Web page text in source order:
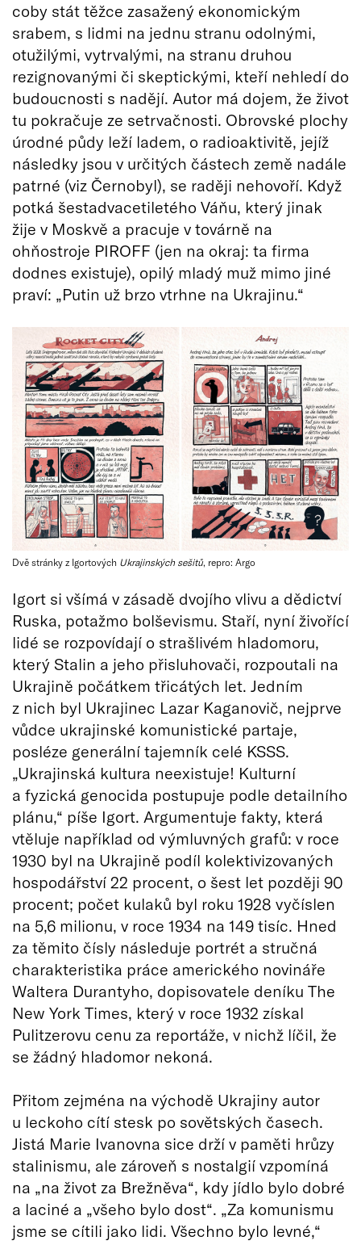
coby stát těžce zasažený ekonomickým
srabem, s lidmi na jednu stranu odolnými,
otužilými, vytrvalými, na stranu druhou
rezignovanými či skeptickými, kteří nehledí do
budoucnosti s nadějí. Autor má dojem, že život
tu pokračuje ze setrvačnosti. Obrovské plochy
úrodné půdy leží ladem, o radioaktivitě, jejíž
následky jsou v určitých částech země nadále
patrné (viz Černobyl), se raději nehovoří. Když
potká šestadvacetiletého Váňu, který jinak
žije v Moskvě a pracuje v továrně na
ohňostroje PIROFF (jen na okraj: ta firma
dodnes existuje), opilý mladý muž mimo jiné
praví: „Putin už brzo vtrhne na Ukrajinu.“
Dvě stránky z Igortových Ukrajinských sešitů, repro: Argo
Igort si všímá v zásadě dvojího vlivu a dědictví
Ruska, potažmo bolševismu. Staří, nyní živořící
lidé se rozpovídají o strašlivém hladomoru,
který Stalin a jeho přisluhovači, rozpoutali na
Ukrajině počátkem třicátých let. Jedním
z nich byl Ukrajinec Lazar Kaganovič, nejprve
vůdce ukrajinské komunistické partaje,
posléze generální tajemník celé KSSS.
„Ukrajinská kultura neexistuje! Kulturní
a fyzická genocida postupuje podle detailního
plánu,“ píše Igort. Argumentuje fakty, která
vtěluje například od výmluvných grafů: v roce
1930 byl na Ukrajině podíl kolektivizovaných
hospodářství 22 procent, o šest let později 90
procent; počet kulaků byl roku 1928 vyčíslen
na 5,6 milionu, v roce 1934 na 149 tisíc. Hned
za těmito čísly následuje portrét a stručná
charakteristika práce amerického novináře
Waltera Durantyho, dopisovatele deníku The
New York Times, který v roce 1932 získal
Pulitzerovu cenu za reportáže, v nichž líčil, že
se žádný hladomor nekoná.
Přitom zejména na východě Ukrajiny autor
u leckoho cítí stesk po sovětských časech.
Jistá Marie Ivanovna sice drží v paměti hrůzy
stalinismu, ale zároveň s nostalgií vzpomíná
na „na život za Brežněva“, kdy jídlo bylo dobré
a laciné a „všeho bylo dost“. „Za komunismu
jsme se cítili jako lidi. Všechno bylo levné,“